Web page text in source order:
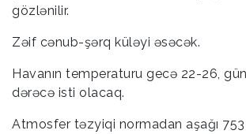
gözlənilir.
Zəif cənub-şərq küləyi əsəcək.
Havanın temperaturu gecə 22-26,
dərəcə isti olacaq.
Atmosfer təzyiqi normadan aşağı